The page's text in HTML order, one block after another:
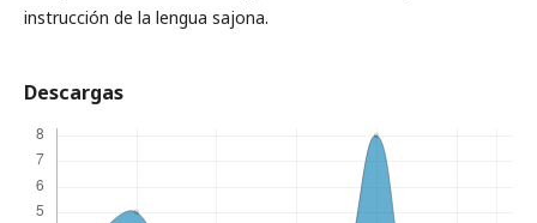
instrucción de la lengua sajona.
Descargas